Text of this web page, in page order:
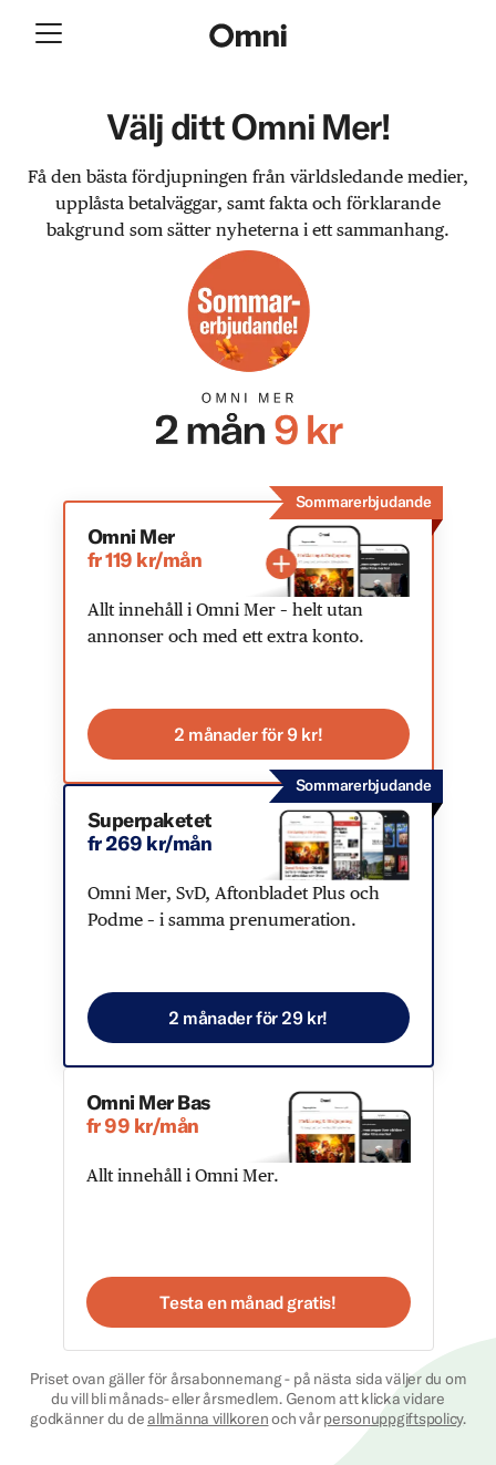
Välj ditt Omni Mer!
Få den bästa fördjupningen från världsledande medier,
upplåsta betalväggar, samt fakta och förklarande
bakgrund som sätter nyheterna i ett sammanhang.
Sommarerbjudande
Omni Mer
fr 119 kr/mån
Allt innehåll i Omni Mer – helt utan
annonser och med ett extra konto.
2 månader för 9 kr!
Sommarerbjudande
Superpaketet
fr 269 kr/mån
Omni Mer, SvD, Aftonbladet Plus och
Podme – i samma prenumeration.
2 månader för 29 kr!
Omni Mer Bas
fr 99 kr/mån
Allt innehåll i Omni Mer.
Testa en månad gratis!
Priset ovan gäller för årsabonnemang - på nästa sida väljer du om
du vill bli månads- eller årsmedlem. Genom att klicka vidare
godkänner du deallmänna villkorenoch vårpersonuppgiftspolicy.